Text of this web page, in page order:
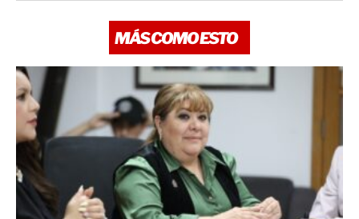
MÁS COMO ESTO